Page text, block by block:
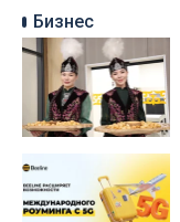
Бизнес